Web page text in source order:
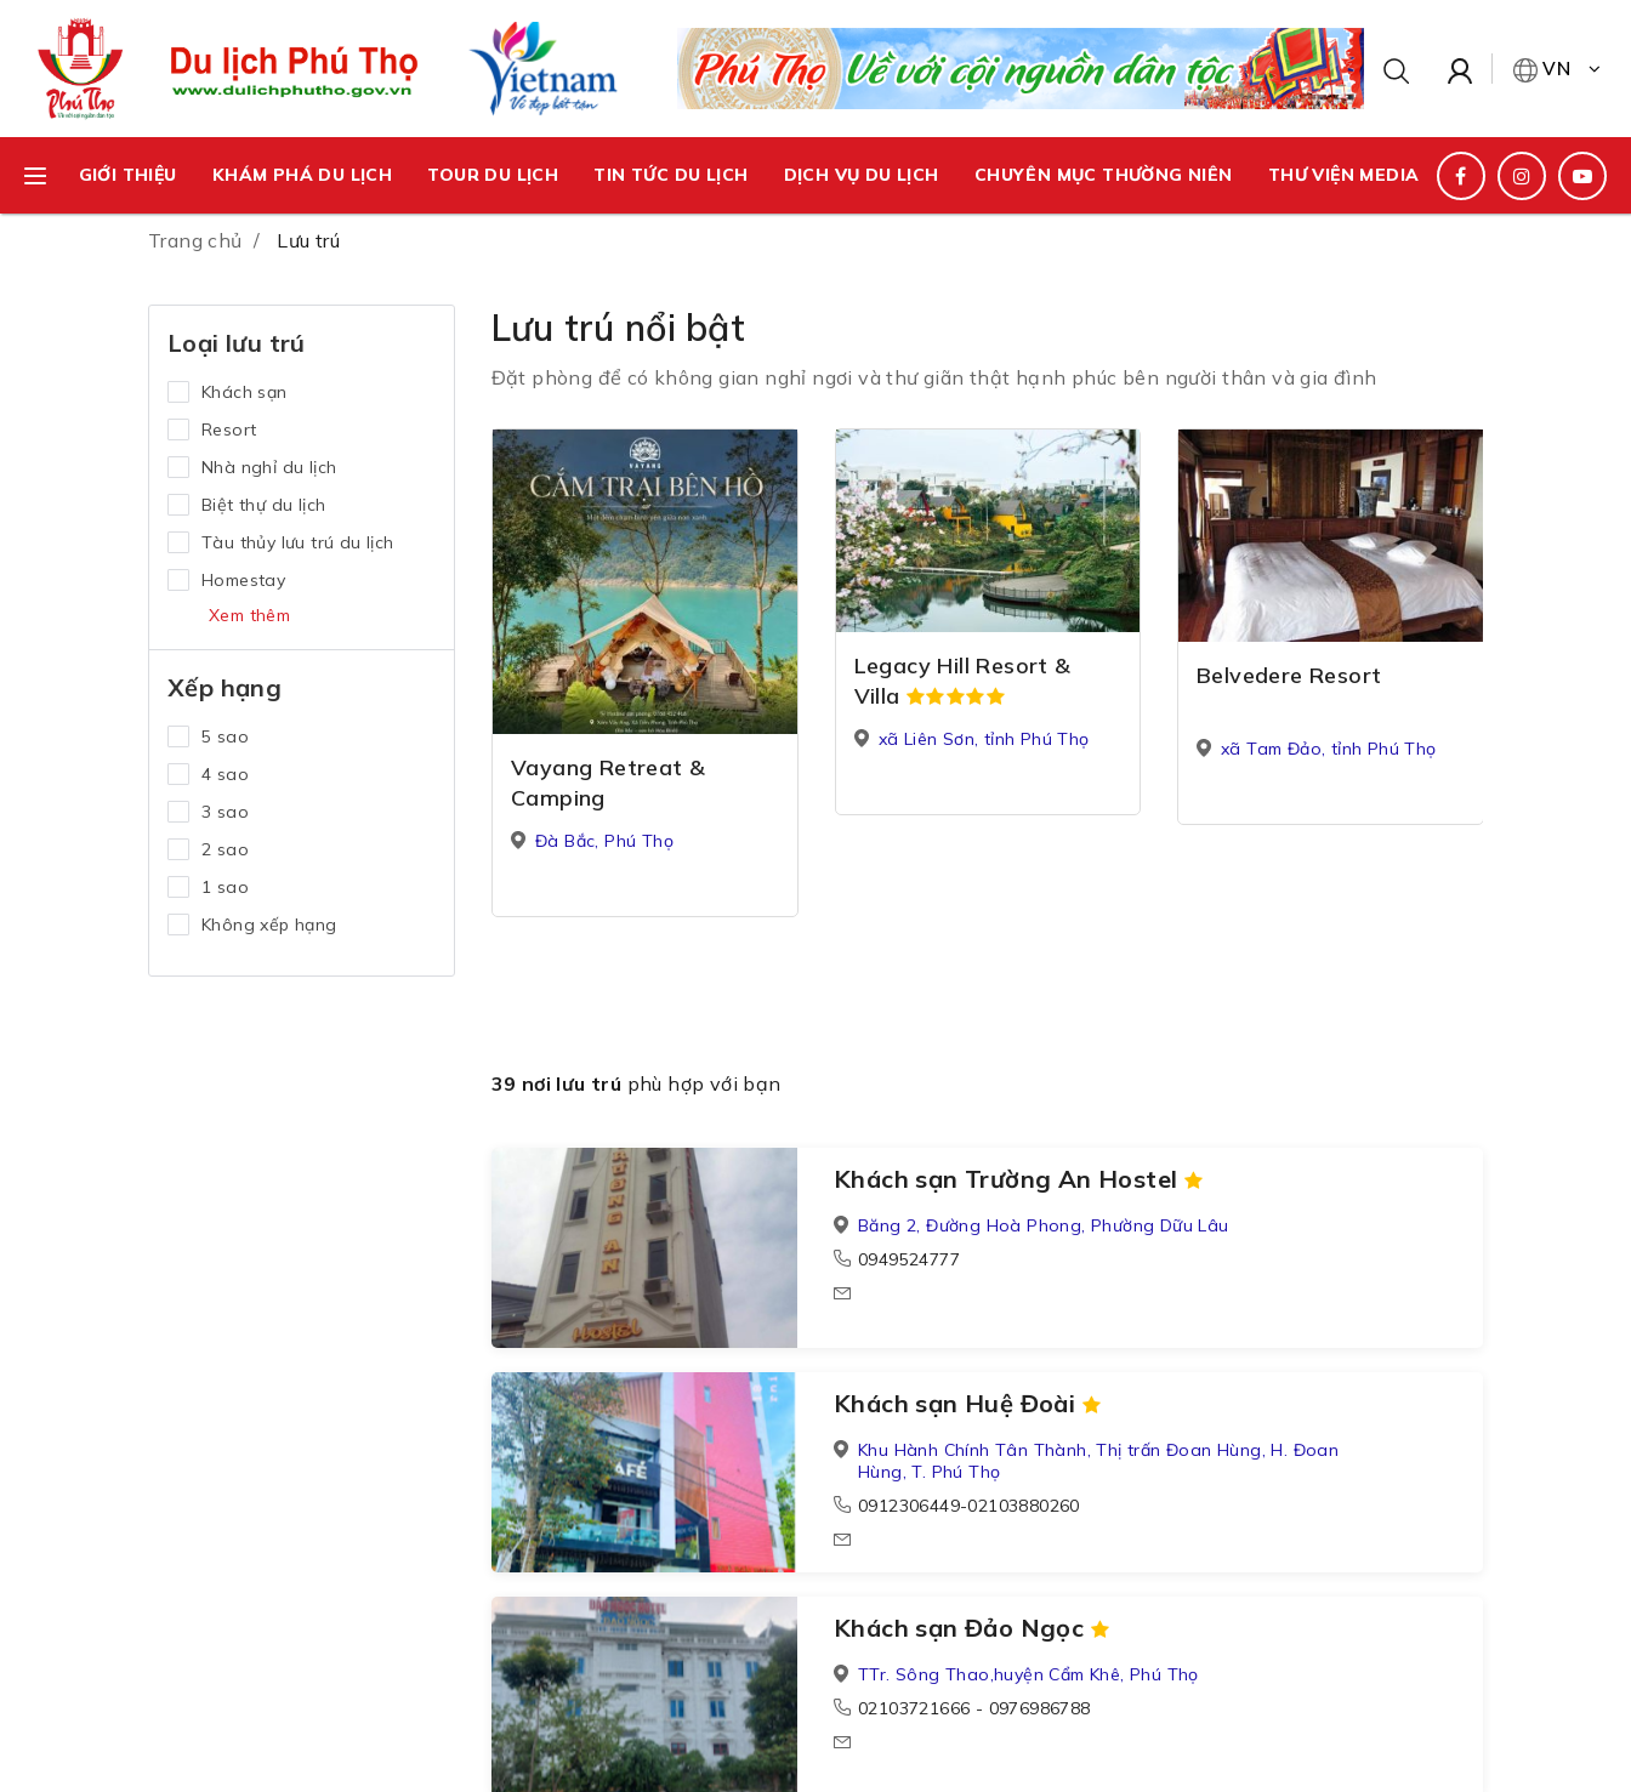
VN
GIỚI THIỆU KHÁM PHÁ DU LỊCH TOUR DU LỊCH TIN TỨC DU LỊCH DỊCH VỤ DU LỊCH CHUYÊN MỤC THƯỜNG NIÊN THƯ VIỆN MEDIA
Trang chủ Lưu trú
Loại lưu trú
Khách sạn
Resort
Nhà nghỉ du lịch
Biệt thự du lịch
Tàu thủy lưu trú du lịch
Homestay
Bãi cắm trại du lịch
Cơ sở lưu trú khác
Xem thêm
Xếp hạng
5 sao
4 sao
3 sao
2 sao
1 sao
Không xếp hạng
Lưu trú nổi bật
Đặt phòng để có không gian nghỉ ngơi và thư giãn thật hạnh phúc bên người thân và gia đình
𝗡𝗢𝗥𝗔𝗛 𝗛𝗢𝗧𝗘𝗟 𝗩𝗜𝗡𝗛
𝗬𝗘𝗡
phường Vĩnh Phúc, tỉnh Phú
Thọ
Vayang Retreat &
Camping
Đà Bắc, Phú Thọ
Legacy Hill Resort &
Villa
xã Liên Sơn, tỉnh Phú Thọ
Belvedere Resort
xã Tam Đảo, tỉnh Phú Thọ
39 nơi lưu trú phù hợp với bạn
Khách sạn Trường An Hostel
Băng 2, Đường Hoà Phong, Phường Dữu Lâu
0949524777
Khách sạn Huệ Đoài
Khu Hành Chính Tân Thành, Thị trấn Đoan Hùng, H. Đoan
Hùng, T. Phú Thọ
0912306449-02103880260
Khách sạn Đảo Ngọc
TTr. Sông Thao,huyện Cẩm Khê, Phú Thọ
02103721666 - 0976986788